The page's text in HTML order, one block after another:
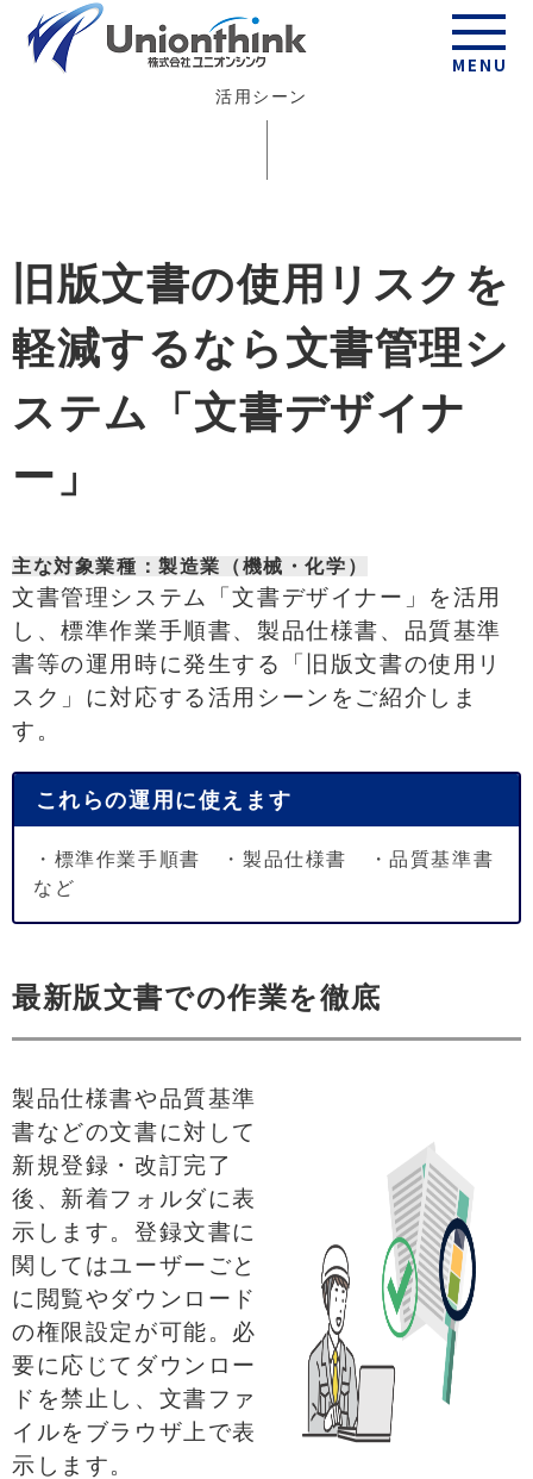
MENU
Scene
活用シーン
旧版文書の使用リスクを
軽減するなら文書管理シ
ステム「文書デザイナ
ー」
主な対象業種 ：製造業（機械・化学）
文書管理システム「文書デザイナー」を活用
し、標準作業手順書、製品仕様書、品質基準
書等の運用時に発生する「旧版文書の使用リ
スク」に対応する活用シーンをご紹介しま
す。
これらの運用に使えます
・標準作業手順書 ・製品仕様書 ・品質基準書
など
最新版文書での作業を徹底
製品仕様書や品質基準
書などの文書に対して
新規登録・改訂完了
後、新着フォルダに表
示します。登録文書に
関してはユーザーごと
に閲覧やダウンロード
の権限設定が可能。必
要に応じてダウンロー
ドを禁止し、文書ファ
イルをブラウザ上で表
示します。